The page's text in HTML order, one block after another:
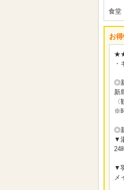
食堂
お得
◎
新
※
◎
▼
24
▼
メ